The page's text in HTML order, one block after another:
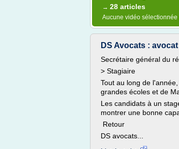
→ 28 articles
Aucune vidéo sélectionnée
DS Avocats :
Secrétaire général du
> Stagiaire
Tout au long de
grandes écoles et de
Les candidats à un
montrer une bonne
Retour
DS avocats...